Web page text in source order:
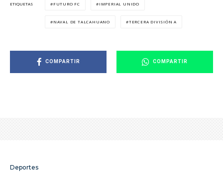
ETIQUETAS FUTURO FC IMPERIAL UNIDO
NAVAL DE TALCAHUANO TERCERA DIVISIÓN A
COMPARTIR COMPARTIR
Deportes